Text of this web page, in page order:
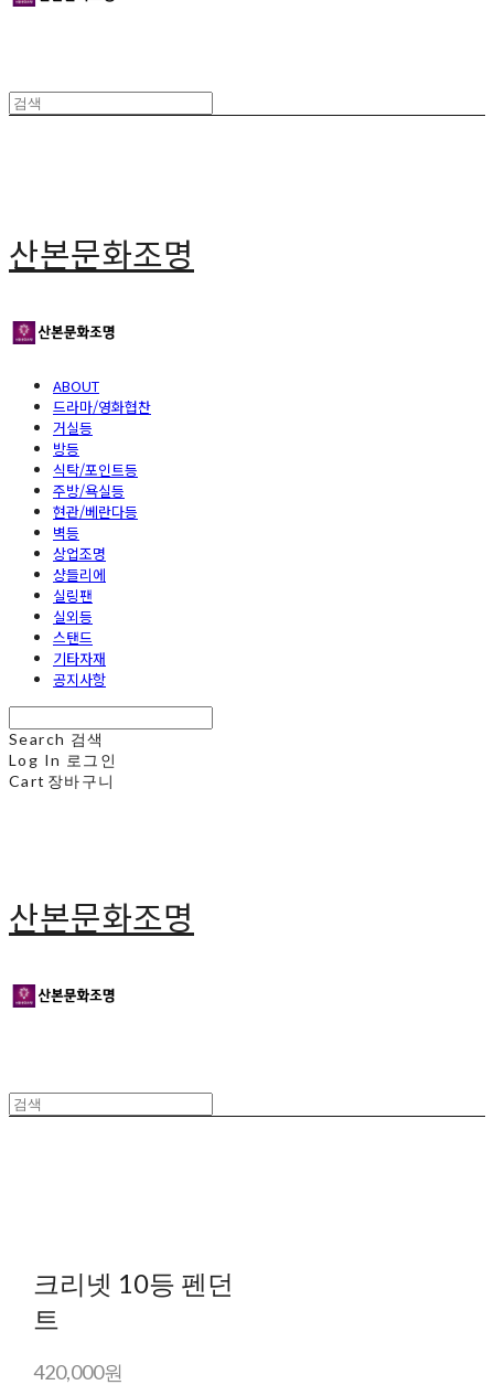
산본문화조명
ABOUT
드라마/영화협찬
거실등
방등
식탁/포인트등
주방/욕실등
현관/베란다등
벽등
상업조명
샹들리에
실링팬
실외등
스탠드
기타자재
공지사항
Search 검색
Log In 로그인
Cart 장바구니
산본문화조명
크리넷 10등 펜던
트
420,000원